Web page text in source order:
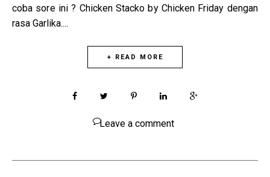
coba sore ini ? Chicken Stacko by Chicken Friday dengan
rasa Garlika....
+ READ MORE
Leave a comment